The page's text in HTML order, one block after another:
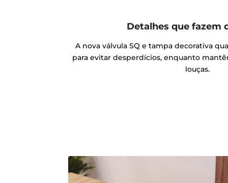
Detalhes que fazem
A nova válvula SQ e tampa decorativa
para evitar desperdícios, enquanto
louças.